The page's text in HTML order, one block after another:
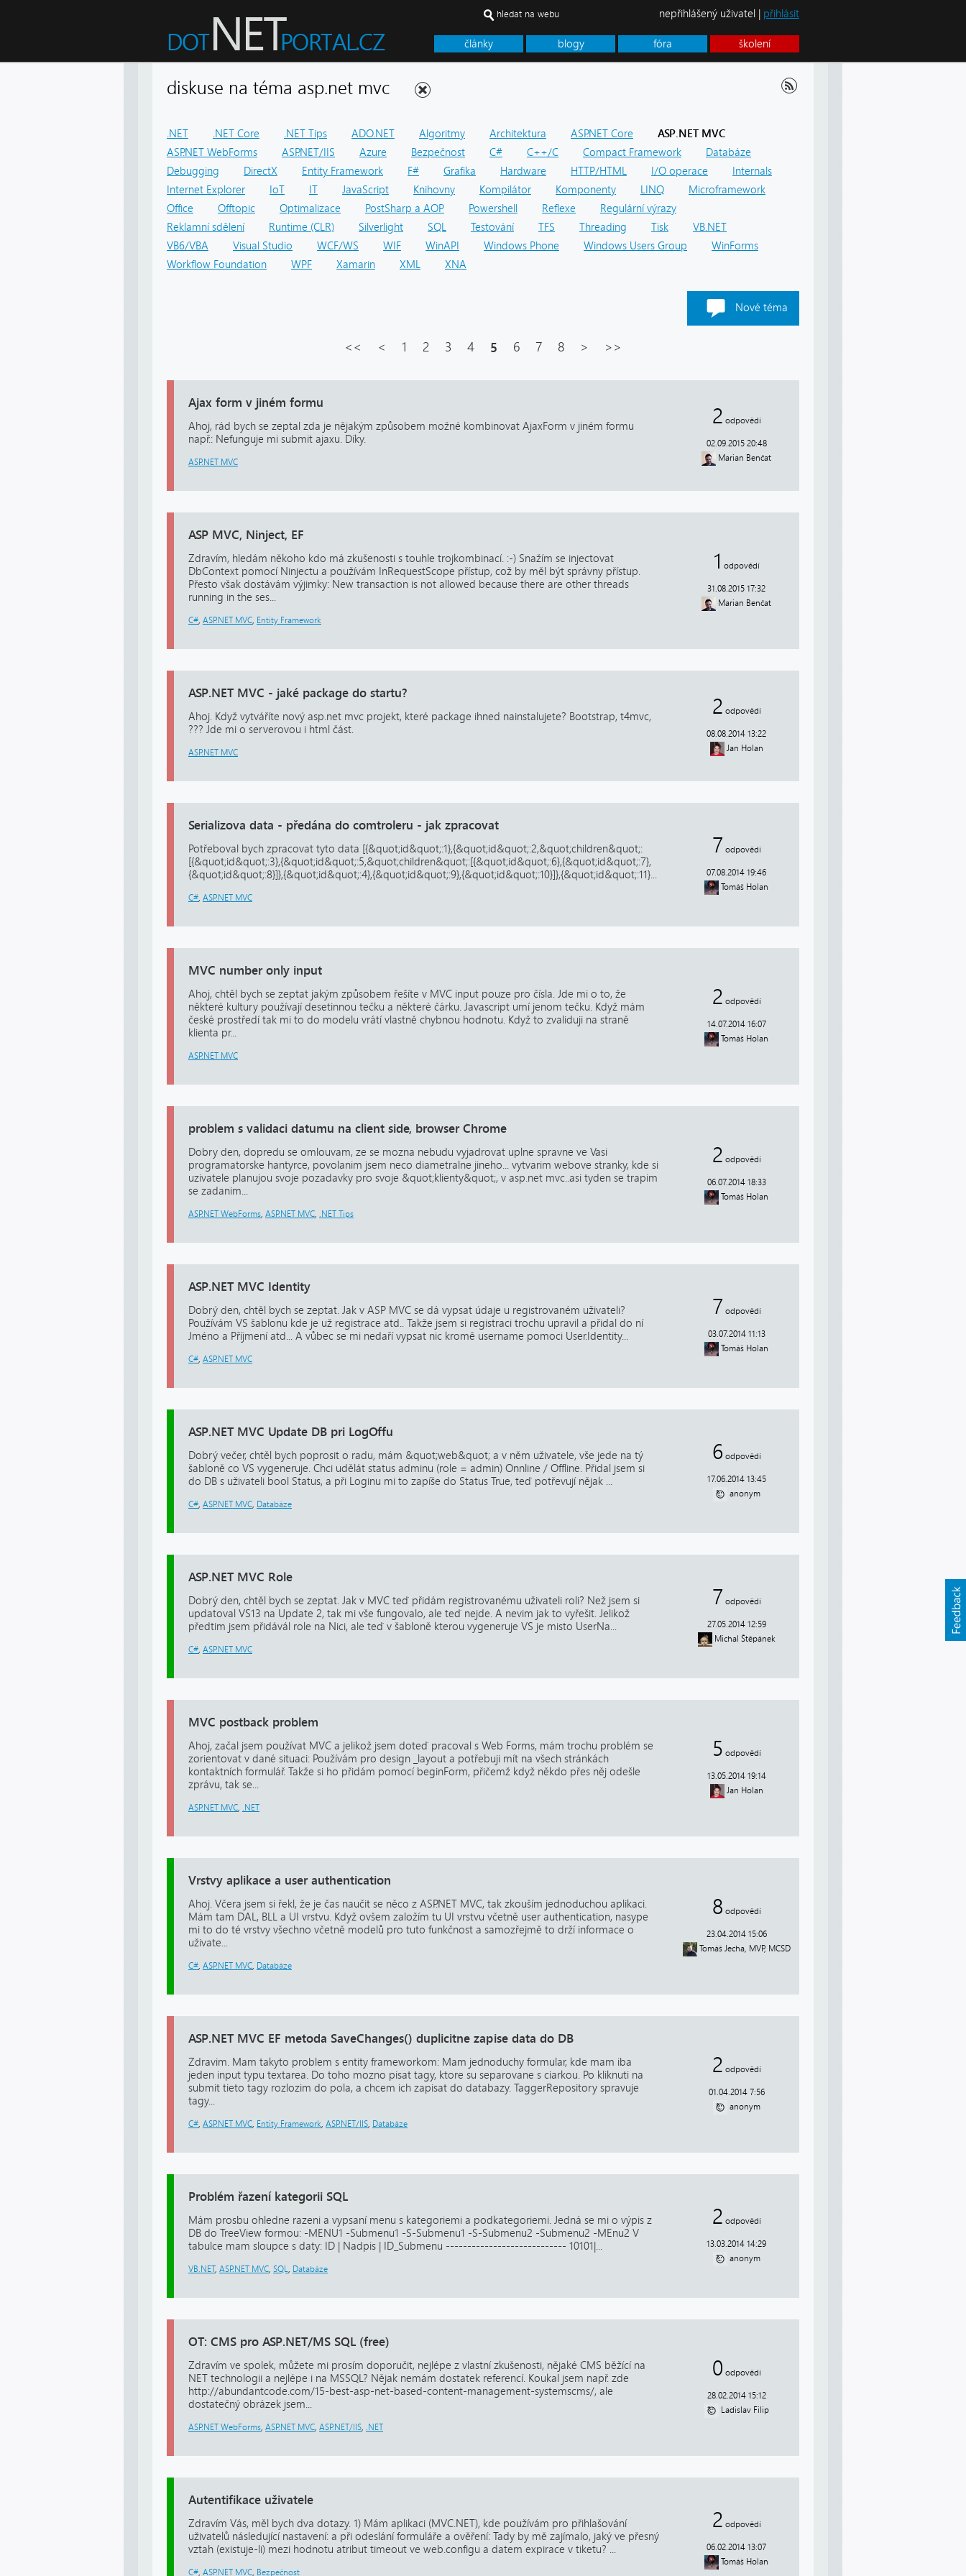
články blogy fóra školení
hledat na webu nepřihlášený uživatel | přihlásit
diskuse na téma asp.net mvc
.NET .NET Core .NET Tips ADO.NET Algoritmy Architektura ASP.NET Core
ASP.NET MVC
ASP.NET WebForms
ASP.NET/IIS Azure Bezpečnost C# C++/C Compact Framework
Databáze
Debugging
DirectX Entity Framework F# Grafika Hardware HTTP/HTML I/O operace
Internals
Internet Explorer
IoT IT JavaScript Knihovny Kompilátor Komponenty LINQ
Microframework
Office
Offtopic Optimalizace PostSharp a AOP Powershell Reflexe
Regulární výrazy
Reklamní sdělení
Runtime (CLR) Silverlight SQL Testování TFS Threading Tisk
VB.NET
VB6/VBA
Visual Studio WCF/WS WIF WinAPI Windows Phone Windows Users Group
WinForms
Workflow Foundation
WPF Xamarin XML XNA
Nové téma
<< < 1 2 3 4 5 6 7 8 > >>
Ajax form v jiném formu
Ahoj, rád bych se zeptal zda je nějakým způsobem možné kombinovat AjaxForm v jiném formu
např.: Nefunguje mi submit ajaxu. Díky.
ASP.NET MVC
2 odpovědí
02.09.2015 20:48
Marian Benčat
ASP MVC, Ninject, EF
Zdravím, hledám někoho kdo má zkušenosti s touhle trojkombinací. :-) Snažím se injectovat
DbContext pomocí Ninjectu a používám InRequestScope přístup, což by měl být správny přístup.
Přesto však dostávám výjimky: New transaction is not allowed because there are other threads
running in the ses...
C# ASP.NET MVC Entity Framework
1 odpovědí
31.08.2015 17:32
Marian Benčat
ASP.NET MVC - jaké package do startu?
Ahoj. Když vytváříte nový asp.net mvc projekt, které package ihned nainstalujete? Bootstrap, t4mvc,
??? Jde mi o serverovou i html část.
ASP.NET MVC
2 odpovědí
08.08.2014 13:22
Jan Holan
Serializova data - předána do comtroleru - jak zpracovat
Potřeboval bych zpracovat tyto data [{&quot;id&quot;:1},{&quot;id&quot;:2,&quot;children&quot;:
[{&quot;id&quot;:3},{&quot;id&quot;:5,&quot;children&quot;:[{&quot;id&quot;:6},{&quot;id&quot;:7},
{&quot;id&quot;:8}]},{&quot;id&quot;:4},{&quot;id&quot;:9},{&quot;id&quot;:10}]},{&quot;id&quot;:11}...
C# ASP.NET MVC
7 odpovědí
07.08.2014 19:46
Tomáš Holan
MVC number only input
Ahoj, chtěl bych se zeptat jakým způsobem řešíte v MVC input pouze pro čísla. Jde mi o to, že
některé kultury používají desetinnou tečku a některé čárku. Javascript umí jenom tečku. Když mám
české prostředí tak mi to do modelu vrátí vlastně chybnou hodnotu. Když to zvaliduji na straně
klienta pr...
ASP.NET MVC
2 odpovědí
14.07.2014 16:07
Tomáš Holan
problem s validaci datumu na client side, browser Chrome
Dobry den, dopredu se omlouvam, ze se mozna nebudu vyjadrovat uplne spravne ve Vasi
programatorske hantyrce, povolanim jsem neco diametralne jineho... vytvarim webove stranky, kde si
uzivatele planujou svoje pozadavky pro svoje &quot;klienty&quot;, v asp.net mvc..asi tyden se trapim
se zadanim...
ASP.NET WebForms ASP.NET MVC .NET Tips
2 odpovědí
06.07.2014 18:33
Tomáš Holan
ASP.NET MVC Identity
Dobrý den, chtěl bych se zeptat. Jak v ASP MVC se dá vypsat údaje u registrovaném uživateli?
Používám VS šablonu kde je už registrace atd.. Takže jsem si registraci trochu upravil a přidal do ní
Jméno a Příjmení atd... A vůbec se mi nedaří vypsat nic kromě username pomoci User.Identity...
C# ASP.NET MVC
7 odpovědí
03.07.2014 11:13
Tomáš Holan
ASP.NET MVC Update DB pri LogOffu
Dobrý večer, chtěl bych poprosit o radu, mám &quot;web&quot; a v něm uživatele, vše jede na tý
šabloně co VS vygeneruje. Chci udělát status adminu (role = admin) Onnline / Offline. Přidal jsem si
do DB s uživateli bool Status, a při Loginu mi to zapíše do Status True, teď potřevují nějak ...
C# ASP.NET MVC Databáze
6 odpovědí
17.06.2014 13:45
anonym
ASP.NET MVC Role
Dobrý den, chtěl bych se zeptat. Jak v MVC teď přidám registrovanému uživateli roli? Než jsem si
updatoval VS13 na Update 2, tak mi vše fungovalo, ale teď nejde. A nevim jak to vyřešit. Jelikož
předtim jsem přidávál role na Nici, ale teď v šabloně kterou vygeneruje VS je misto UserNa...
C# ASP.NET MVC
7 odpovědí
27.05.2014 12:59
Michal Štěpánek
MVC postback problem
Ahoj, začal jsem používat MVC a jelikož jsem doteď pracoval s Web Forms, mám trochu problém se
zorientovat v dané situaci: Používám pro design _layout a potřebuji mít na všech stránkách
kontaktních formulář. Takže si ho přidám pomocí beginForm, přičemž když někdo přes něj odešle
zprávu, tak se...
ASP.NET MVC .NET
5 odpovědí
13.05.2014 19:14
Jan Holan
Vrstvy aplikace a user authentication
Ahoj. Včera jsem si řekl, že je čas naučit se něco z ASP.NET MVC, tak zkouším jednoduchou aplikaci.
Mám tam DAL, BLL a UI vrstvu. Když ovšem založím tu UI vrstvu včetně user authentication, nasype
mi to do té vrstvy všechno včetně modelů pro tuto funkčnost a samozřejmě to drží informace o
uživate...
C# ASP.NET MVC Databáze
8 odpovědí
23.04.2014 15:06
Tomáš Jecha, MVP, MCSD
ASP.NET MVC EF metoda SaveChanges() duplicitne zapise data do DB
Zdravim. Mam takyto problem s entity frameworkom: Mam jednoduchy formular, kde mam iba
jeden input typu textarea. Do toho mozno pisat tagy, ktore su separovane s ciarkou. Po kliknuti na
submit tieto tagy rozlozim do pola, a chcem ich zapisat do databazy. TaggerRepository spravuje
tagy...
C# ASP.NET MVC Entity Framework ASP.NET/IIS Databáze
2 odpovědí
01.04.2014 7:56
anonym
Problém řazení kategorii SQL
Mám prosbu ohledne razeni a vypsaní menu s kategoriemi a podkategoriemi. Jedná se mi o výpis z
DB do TreeView formou: -MENU1 -Submenu1 -S-Submenu1 -S-Submenu2 -Submenu2 -MEnu2 V
tabulce mam sloupce s daty: ID | Nadpis | ID_Submenu ---------------------------- 10101|...
VB.NET, ASP.NET MVC SQL Databáze
2 odpovědí
13.03.2014 14:29
anonym
OT: CMS pro ASP.NET/MS SQL (free)
Zdravím ve spolek, můžete mi prosím doporučit, nejlépe z vlastní zkušenosti, nějaké CMS běžící na
NET technologii a nejlépe i na MSSQL? Nějak nemám dostatek referencí. Koukal jsem např. zde
http://abundantcode.com/15-best-asp-net-based-content-management-systemscms/, ale
dostatečný obrázek jsem...
ASP.NET WebForms ASP.NET MVC ASP.NET/IIS .NET
0 odpovědí
28.02.2014 15:12
Ladislav Filip
Autentifikace uživatele
Zdravím Vás, měl bych dva dotazy. 1) Mám aplikaci (MVC.NET), kde používám pro přihlašování
uživatelů následující nastavení: a při odeslání formuláře a ověření: Tady by mě zajímalo, jaký ve přesný
vztah (existuje-li) mezi hodnotu atribut timeout ve web.configu a datem expirace v tiketu? ...
C# ASP.NET MVC Bezpečnost
2 odpovědí
06.02.2014 13:07
Tomáš Holan